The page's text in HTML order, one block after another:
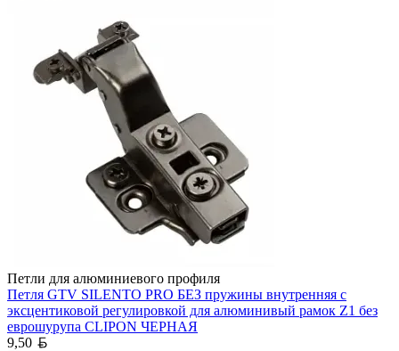
Петли для алюминиевого профиля
Петля GTV SILENTO PRO БЕЗ пружины внутренняя с
эксцентиковой регулировкой для алюминивый рамок Z1 без
еврошурупа CLIPON ЧЕРНАЯ
9,50